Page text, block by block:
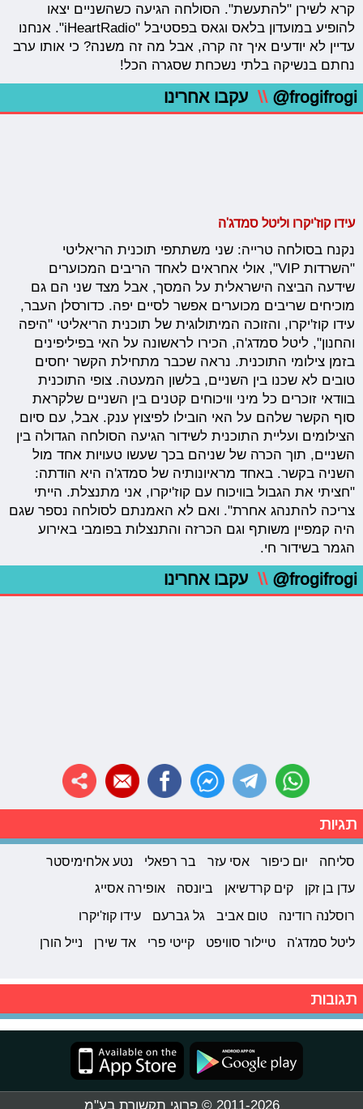
קרא לשירן "להתעשת". הסולחה הגיעה כשהשניים יצאו
להופיע במועדון בלאס וגאס בפסטיבל "iHeartRadio". אנחנו
עדיין לא יודעים איך זה קרה, אבל מה זה משנה? כי אותו ערב
נחתם בנשיקה בלתי נשכחת שסגרה הכל!
@frogifrogi
\\ עקבו אחרינו
עידו קוז'יקרו וליטל סמדג'ה
נקנח בסולחה טרייה: שני משתתפי תוכנית הריאליטי
"השרדות VIP", אולי אחראים לאחד הריבים המכוערים
שידעה הביצה הישראלית על המסך, אבל מצד שני הם גם
מוכיחים שריבים מכוערים אפשר לסיים יפה. כדורסלן העבר,
עידו קוז'יקרו, והזוכה המיתולוגית של תוכנית הריאליטי "היפה
והחנון", ליטל סמדג'ה, הכירו לראשונה על האי בפיליפינים
בזמן צילומי התוכנית. נראה שכבר מתחילת הקשר יחסים
טובים לא שכנו בין השניים, בלשון המעטה. צופי התוכנית
בוודאי זוכרים כל מיני וויכוחים קטנים בין השניים שלקראת
סוף הקשר שלהם על האי הובילו לפיצוץ ענק. אבל, עם סיום
הצילומים ועליית התוכנית לשידור הגיעה הסולחה הגדולה בין
השניים, תוך הכרה של שניהם בכך שעשו טעויות אחד מול
השניה בקשר. באחד מראיונותיה של סמדג'ה היא הודתה:
"חציתי את הגבול בוויכוח עם קוז'יקרו, אני מתנצלת. הייתי
צריכה להתנהג אחרת". ואם לא האמנתם לסולחה נספר שגם
היה קמפיין משותף וגם הכרזה והתנצלות בפומבי באירוע
הגמר בשידור חי.
@frogifrogi
\\ עקבו אחרינו
תגיות
סליחה יום כיפור אסי עזר בר רפאלי
נטע אלחימיסטר
עדן בן זקן
קים קרדשיאן ביונסה
אופירה אסייג
רוסלנה רודינה
טום אביב גל גברעם
עידו קוז'יקרו
ליטל סמדג'ה
טיילור סוויפט קייטי פרי אד שירן נייל הורן
תגובות
2011-2026 © פרוגי תקשורת בע"מ